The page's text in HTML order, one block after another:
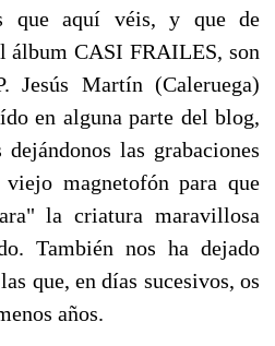
que aquí véis, y que de
álbum CASI FRAILES, son
Jesús Martín (Caleruega)
en alguna parte del blog,
las grabaciones
magnetofón para que
la criatura maravillosa
También nos ha dejado
que, en días sucesivos, os
años.